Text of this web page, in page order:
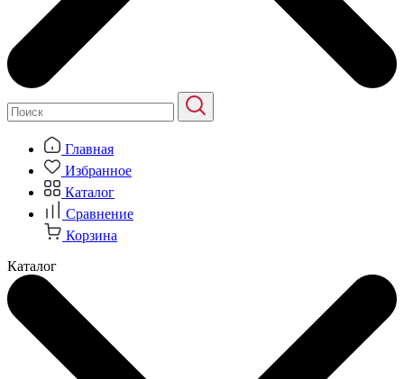
Главная
Избранное
Каталог
Сравнение
Корзина
Каталог